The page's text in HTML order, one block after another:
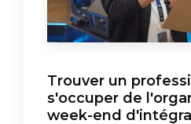
Trouver un
s'occuper de
week-end